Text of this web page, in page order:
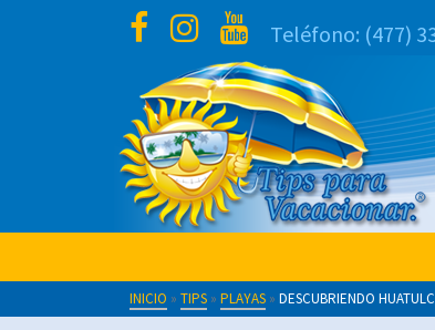
Teléfono: (477)
INICIO » TIPS » PLAYAS » DESCUBRIENDO